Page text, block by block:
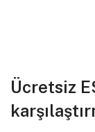
Ücretsiz